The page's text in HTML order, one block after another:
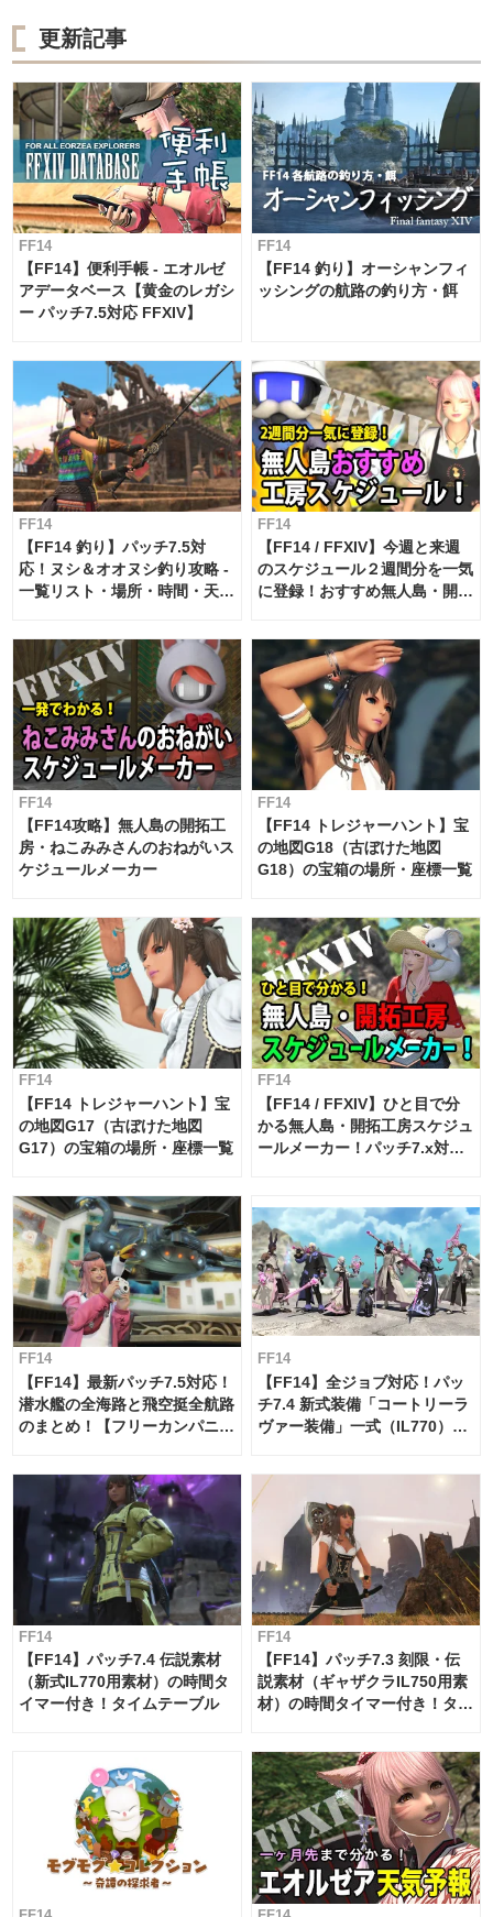
更新記事
FF14
【FF14】便利手帳 - エオルゼ
アデータベース【黄金のレガシ
ー パッチ7.5対応 FFXIV】
FF14
【FF14 釣り】オーシャンフィ
ッシングの航路の釣り方・餌
FF14
【FF14 釣り】パッチ7.5対
応！ヌシ＆オオヌシ釣り攻略 -
一覧リスト・場所・時間・天
FF14
【FF14 / FFXIV】今週と来週
のスケジュール２週間分を一気
に登録！おすすめ無人島・開拓
FF14
【FF14攻略】無人島の開拓工
房・ねこみみさんのおねがいス
ケジュールメーカー
FF14
【FF14 トレジャーハント】宝
の地図G18（古ぼけた地図
G18）の宝箱の場所・座標一覧
FF14
【FF14 トレジャーハント】宝
の地図G17（古ぼけた地図
G17）の宝箱の場所・座標一覧
FF14
【FF14 / FFXIV】ひと目で分
かる無人島・開拓工房スケジュ
ールメーカー！パッチ7.x対応
FF14
【FF14】最新パッチ7.5対応！
潜水艦の全海路と飛空挺全航路
のまとめ！【フリーカンパニ
FF14
【FF14】全ジョブ対応！パッ
チ7.4 新式装備「コートリーラ
ヴァー装備」一式（IL770）の
FF14
【FF14】パッチ7.4 伝説素材
（新式IL770用素材）の時間タ
イマー付き！タイムテーブル
FF14
【FF14】パッチ7.3 刻限・伝
説素材（ギャザクラIL750用素
材）の時間タイマー付き！タイ